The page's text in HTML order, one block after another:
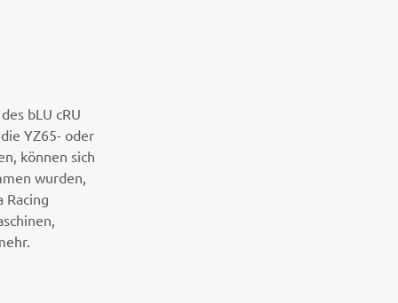
bLU cRU
YZ65- oder
können sich
wurden,
Racing